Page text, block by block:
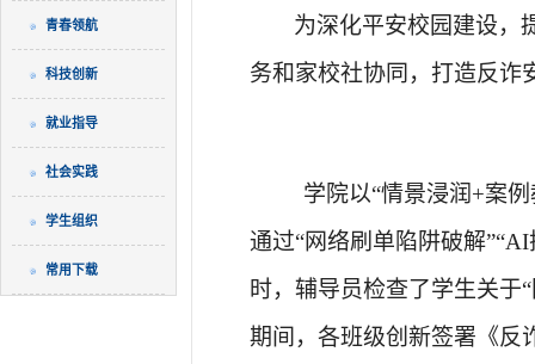
青春领航
科技创新
就业指导
社会实践
学生组织
常用下载
为深化平安校园建设，
务和家校社协同，打造反诈
学院以“情景浸润+案
通过“网络刷单陷阱破解”“AI
时，辅导员检查了学生关于
期间，各班级创新签署《反